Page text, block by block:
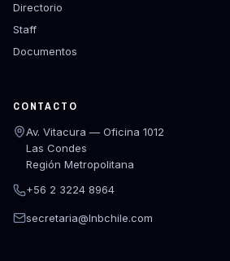
Directorio
Staff
Documentos
CONTACTO
Av. Vitacura — Oficina 1012
Las Condes
Región Metropolitana
+56 2 3224 8964
secretaria@lnbchile.com